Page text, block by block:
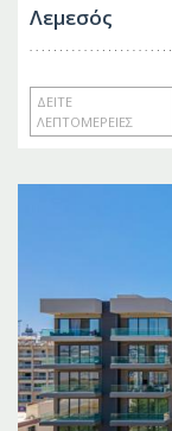
Λεμεσός
ΔΕΊΤΕ
ΛΕΠΤΟΜΈΡΕΙΕΣ